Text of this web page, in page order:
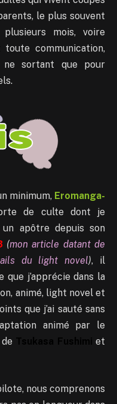
le plus souvent
mois, voire
toute communication,
sortant que pour
minimum, Eromanga-
de culte dont je
apôtre depuis son
(mon article datant de
du light novel), il
j’apprécie dans la
animé, light novel et
que j’ai sauté sans
animé par le
et
nous comprenons